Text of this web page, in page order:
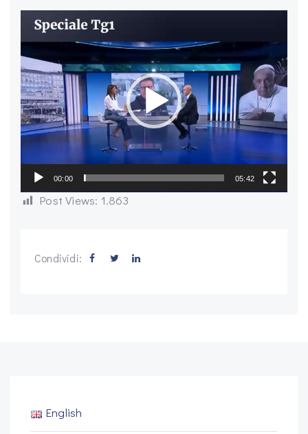
Video
Player
00:00 05:42
Post Views: 1.863
Condividi:
English